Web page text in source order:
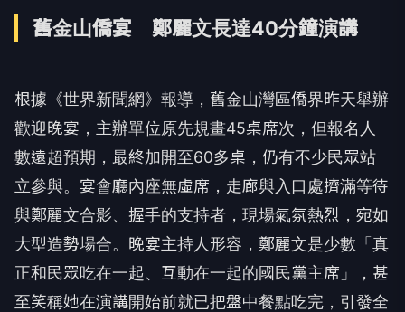
舊金山僑宴 鄭麗文長達40分鐘演講
根據《世界新聞網》報導，舊金山灣區僑界昨天舉辦
歡迎晚宴，主辦單位原先規畫45桌席次，但報名人
數遠超預期，最終加開至60多桌，仍有不少民眾站
立參與。宴會廳內座無虛席，走廊與入口處擠滿等待
與鄭麗文合影、握手的支持者，現場氣氛熱烈，宛如
大型造勢場合。晚宴主持人形容，鄭麗文是少數「真
正和民眾吃在一起、互動在一起的國民黨主席」，甚
至笑稱她在演講開始前就已把盤中餐點吃完，引發全